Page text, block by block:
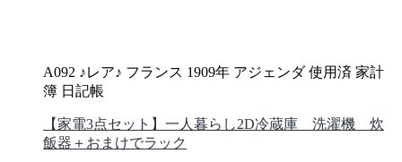
A092 ♪レア♪ フランス 1909年 アジェンダ 使用済 家計
簿 日記帳
【家電3点セット】一人暮らし2D冷蔵庫 洗濯機 炊
飯器＋おまけでラック